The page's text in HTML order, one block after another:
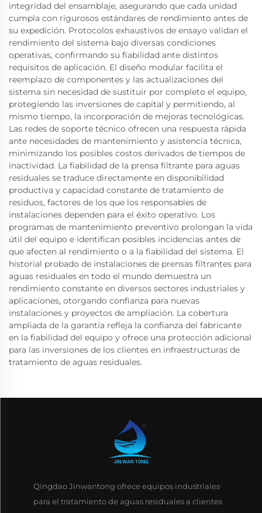
integridad del ensamblaje, asegurando que cada unidad
cumpla con rigurosos estándares de rendimiento antes de
su expedición. Protocolos exhaustivos de ensayo validan el
rendimiento del sistema bajo diversas condiciones
operativas, confirmando su fiabilidad ante distintos
requisitos de aplicación. El diseño modular facilita el
reemplazo de componentes y las actualizaciones del
sistema sin necesidad de sustituir por completo el equipo,
protegiendo las inversiones de capital y permitiendo, al
mismo tiempo, la incorporación de mejoras tecnológicas.
Las redes de soporte técnico ofrecen una respuesta rápida
ante necesidades de mantenimiento y asistencia técnica,
minimizando los posibles costos derivados de tiempos de
inactividad. La fiabilidad de la prensa filtrante para aguas
residuales se traduce directamente en disponibilidad
productiva y capacidad constante de tratamiento de
residuos, factores de los que los responsables de
instalaciones dependen para el éxito operativo. Los
programas de mantenimiento preventivo prolongan la vida
útil del equipo e identifican posibles incidencias antes de
que afecten al rendimiento o a la fiabilidad del sistema. El
historial probado de instalaciones de prensas filtrantes para
aguas residuales en todo el mundo demuestra un
rendimiento constante en diversos sectores industriales y
aplicaciones, otorgando confianza para nuevas
instalaciones y proyectos de ampliación. La cobertura
ampliada de la garantía refleja la confianza del fabricante
en la fiabilidad del equipo y ofrece una protección adicional
para las inversiones de los clientes en infraestructuras de
tratamiento de aguas residuales.
Qingdao Jinwantong ofrece equipos industriales
para el tratamiento de aguas residuales a clientes